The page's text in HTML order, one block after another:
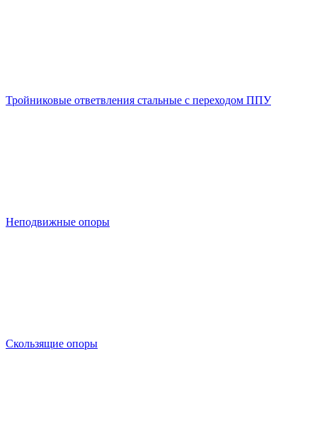
Тройниковые ответвления стальные с переходом ППУ
Неподвижные опоры
Скользящие опоры